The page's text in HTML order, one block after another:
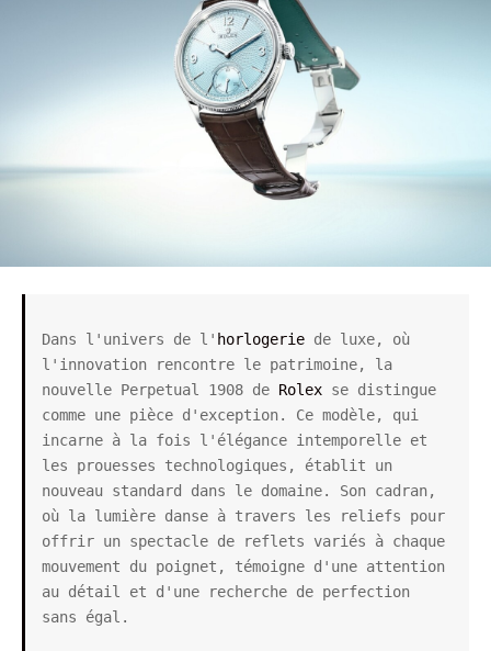
Dans l'univers de l' horlogerie de luxe, où
l'innovation rencontre le patrimoine, la
nouvelle Perpetual 1908 de Rolex se distingue
comme une pièce d'exception. Ce modèle, qui
incarne à la fois l'élégance intemporelle et
les prouesses technologiques, établit un
nouveau standard dans le domaine. Son cadran,
où la lumière danse à travers les reliefs pour
offrir un spectacle de reflets variés à chaque
mouvement du poignet, témoigne d'une attention
au détail et d'une recherche de perfection
sans égal.